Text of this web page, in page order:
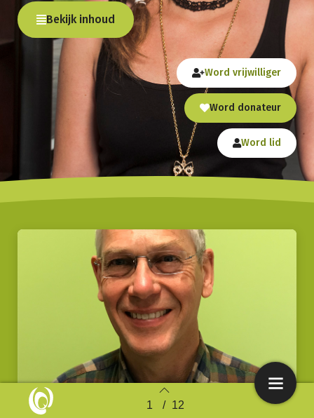
Back to index 1 / 12
Bekijk inhoud
Word vrijwilliger
Word donateur
Word lid